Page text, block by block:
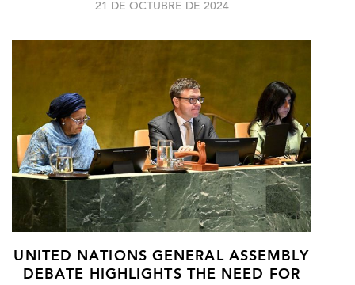
21 DE OCTUBRE DE 2024
UNITED NATIONS GENERAL ASSEMBLY
DEBATE HIGHLIGHTS THE NEED FOR